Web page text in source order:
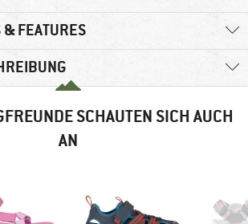
FEATURES
SCHAUTEN SICH AUCH
AN